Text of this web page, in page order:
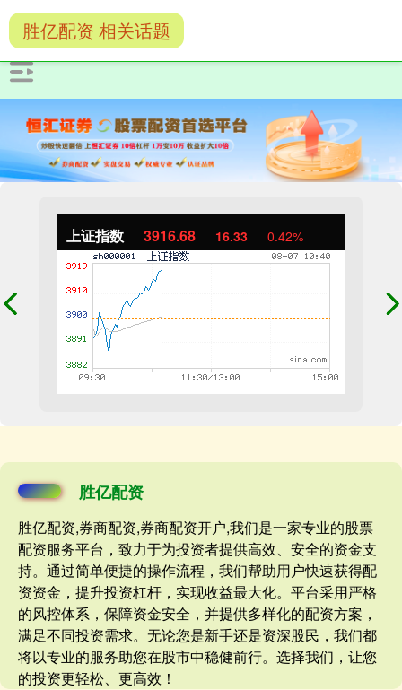
上证指数 3916.68 16.33 0.42%
胜亿配资
胜亿配资,券商配资,券商配资开户,我们是一家专业的股票
配资服务平台，致力于为投资者提供高效、安全的资金支
持。通过简单便捷的操作流程，我们帮助用户快速获得配
资资金，提升投资杠杆，实现收益最大化。平台采用严格
的风控体系，保障资金安全，并提供多样化的配资方案，
满足不同投资需求。无论您是新手还是资深股民，我们都
将以专业的服务助您在股市中稳健前行。选择我们，让您
的投资更轻松、更高效！
胜亿配资 相关话题